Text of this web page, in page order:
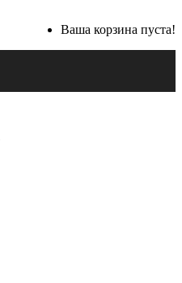
Ваша корзина пуста!